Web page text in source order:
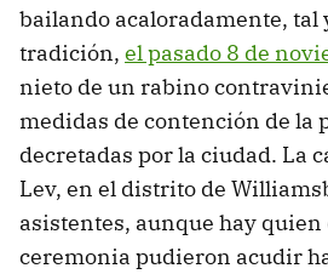
bailando acaloradamente, tal
tradición, el pasado 8 de
nieto de un rabino
medidas de contención de la
decretadas por la ciudad. La
Lev, en el distrito de
asistentes, aunque hay quien
ceremonia pudieron acudir